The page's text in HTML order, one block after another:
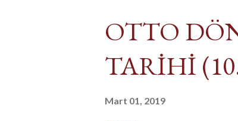
OTTO
TARİHİ
Mart 01, 2019